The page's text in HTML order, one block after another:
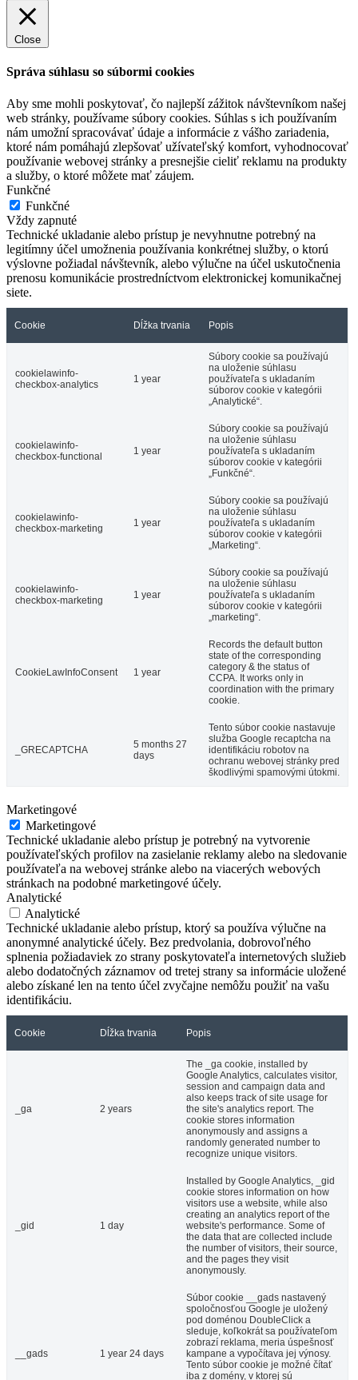
Close
Správa súhlasu so súbormi cookies
Aby sme mohli poskytovať, čo najlepší zážitok návštevníkom našej
web stránky, používame súbory cookies. Súhlas s ich používaním
nám umožní spracovávať údaje a informácie z vášho zariadenia,
ktoré nám pomáhajú zlepšovať užívateľský komfort, vyhodnocovať
používanie webovej stránky a presnejšie cieliť reklamu na produkty
a služby, o ktoré môžete mať záujem.
Funkčné
Funkčné
Vždy zapnuté
Technické ukladanie alebo prístup je nevyhnutne potrebný na
legitímny účel umožnenia používania konkrétnej služby, o ktorú
výslovne požiadal návštevník, alebo výlučne na účel uskutočnenia
prenosu komunikácie prostredníctvom elektronickej komunikačnej
siete.
Cookie Dĺžka trvania Popis
cookielawinfo-
checkbox-analytics
1 year
Súbory cookie sa používajú
na uloženie súhlasu
používateľa s ukladaním
súborov cookie v kategórii
„Analytické“.
cookielawinfo-
checkbox-functional
1 year
Súbory cookie sa používajú
na uloženie súhlasu
používateľa s ukladaním
súborov cookie v kategórii
„Funkčné“.
cookielawinfo-
checkbox-marketing
1 year
Súbory cookie sa používajú
na uloženie súhlasu
používateľa s ukladaním
súborov cookie v kategórii
„Marketing“.
cookielawinfo-
checkbox-marketing
1 year
Súbory cookie sa používajú
na uloženie súhlasu
používateľa s ukladaním
súborov cookie v kategórii
„marketing“.
CookieLawInfoConsent 1 year
Records the default button
state of the corresponding
category & the status of
CCPA. It works only in
coordination with the primary
cookie.
_GRECAPTCHA
5 months 27
days
Tento súbor cookie nastavuje
služba Google recaptcha na
identifikáciu robotov na
ochranu webovej stránky pred
škodlivými spamovými útokmi.
Marketingové
Marketingové
Technické ukladanie alebo prístup je potrebný na vytvorenie
používateľských profilov na zasielanie reklamy alebo na sledovanie
používateľa na webovej stránke alebo na viacerých webových
stránkach na podobné marketingové účely.
Analytické
Analytické
Technické ukladanie alebo prístup, ktorý sa používa výlučne na
anonymné analytické účely. Bez predvolania, dobrovoľného
splnenia požiadaviek zo strany poskytovateľa internetových služieb
alebo dodatočných záznamov od tretej strany sa informácie uložené
alebo získané len na tento účel zvyčajne nemôžu použiť na vašu
identifikáciu.
Cookie Dĺžka trvania Popis
_ga 2 years
The _ga cookie, installed by
Google Analytics, calculates visitor,
session and campaign data and
also keeps track of site usage for
the site's analytics report. The
cookie stores information
anonymously and assigns a
randomly generated number to
recognize unique visitors.
_gid 1 day
Installed by Google Analytics, _gid
cookie stores information on how
visitors use a website, while also
creating an analytics report of the
website's performance. Some of
the data that are collected include
the number of visitors, their source,
and the pages they visit
anonymously.
__gads 1 year 24 days
Súbor cookie __gads nastavený
spoločnosťou Google je uložený
pod doménou DoubleClick a
sleduje, koľkokrát sa používateľom
zobrazí reklama, meria úspešnosť
kampane a vypočítava jej výnosy.
Tento súbor cookie je možné čítať
iba z domény, v ktorej sú